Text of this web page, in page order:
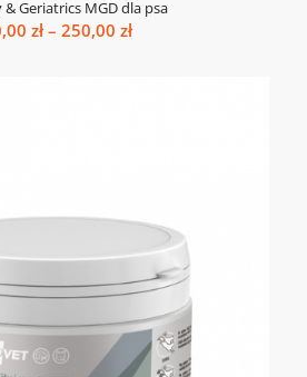
Geriatrics MGD dla psa
zł – 250,00złZakres